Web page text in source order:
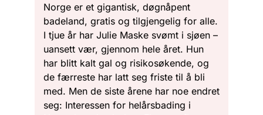
Norge er et gigantisk, døgnåpent
badeland, gratis og tilgjengelig for alle.
I tjue år har Julie Maske svømt i sjøen –
uansett vær, gjennom hele året. Hun
har blitt kalt gal og risikosøkende, og
de færreste har latt seg friste til å bli
med. Men de siste årene har noe endret
seg: Interessen for helårsbading i